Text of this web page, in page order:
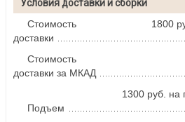
Условия доставки и сборки
Стоимость
доставки
1800
Стоимость
доставки за МКАД
Подъем
1300 руб. на